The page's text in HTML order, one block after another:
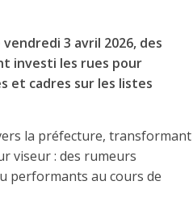
3 avril 2026, des
investi les rues pour
et cadres sur les listes
la préfecture, transformant
viseur : des rumeurs
performants au cours de